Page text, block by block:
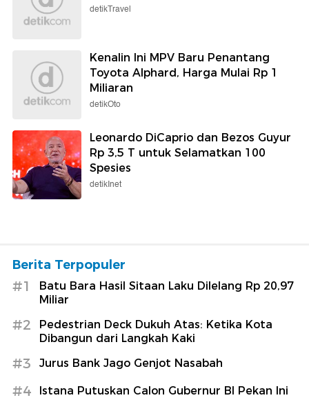
detikTravel
Kenalin Ini MPV Baru Penantang
Toyota Alphard, Harga Mulai Rp 1
Miliaran
detikOto
Leonardo DiCaprio dan Bezos Guyur
Rp 3,5 T untuk Selamatkan 100
Spesies
detikInet
Berita Terpopuler
#1
Batu Bara Hasil Sitaan Laku Dilelang Rp 20,97
Miliar
#2
Pedestrian Deck Dukuh Atas: Ketika Kota
Dibangun dari Langkah Kaki
#3 Jurus Bank Jago Genjot Nasabah
#4 Istana Putuskan Calon Gubernur BI Pekan Ini